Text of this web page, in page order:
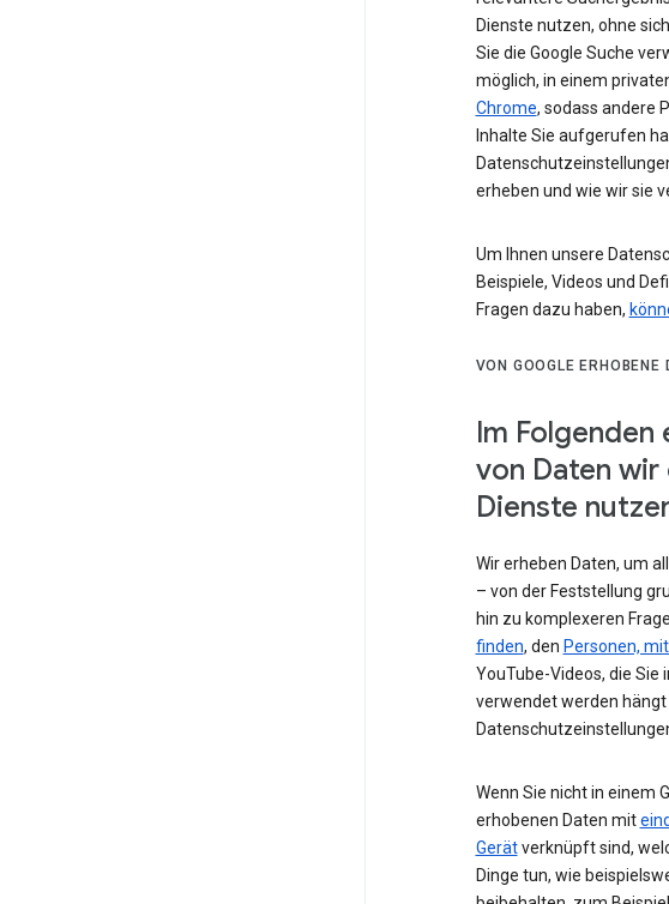
Dienste nutzen, ohne
Sie die Google Suche
möglich, in einem
Chrome, sodass andere
Inhalte Sie aufgerufen
erheben und wie wir sie
Um Ihnen unsere
Beispiele, Videos und
Fragen dazu haben,
VON GOOGLE ERHOBENE
Im Folgenden
von Daten wir
Dienste
Wir erheben Daten, um
– von der Feststellung
hin zu komplexeren
finden, den Personen,
YouTube-Videos, die Sie
verwendet werden hängt
Wenn Sie nicht in einem
erhobenen Daten mit
Gerätverknüpft sind,
Dinge tun, wie